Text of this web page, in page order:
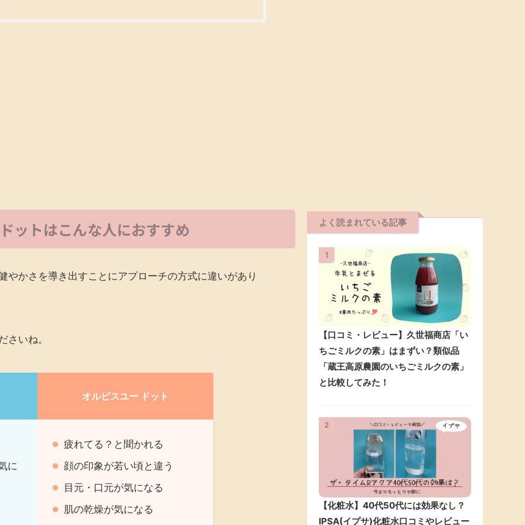
ットはこんな人におすすめ
やかさを導き出すことにアプローチの方式に違いがあり
さいね。
オルビスユー ドット
に
疲れてる？と聞かれる
顔の印象が若い頃と違う
目元・口元が気になる
肌の乾燥が気になる
よく読まれている記事
1
【口コミ・レビュー】久世福商店「い
ちごミルクの素」はまずい？類似品
「蔵王高原農園のいちごミルクの素」
と比較してみた！
2
【化粧水】40代50代には効果なし？
IPSA(イプサ)化粧水口コミやレビュー